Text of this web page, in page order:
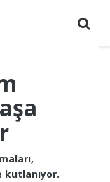
kutlanıyor.